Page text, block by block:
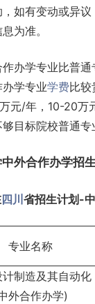
如有变动或异
为准。
办学专业比普通
学专业学费比较
元/年，10-20万
目标院校普通专
外合作办学招
四川省招生计划-
专业名称
计制造及其自动化
外合作办学)